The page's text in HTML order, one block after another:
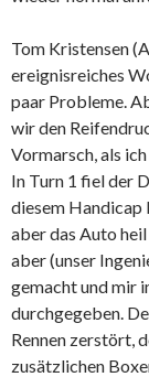
Tom Kristensen
ereignisreiches
paar Probleme.
wir den
Vormarsch, als
In Turn 1 fiel der
diesem Handicap
aber das Auto
aber (unser
gemacht und mir
durchgegeben.
Rennen zerstört,
zusätzlichen